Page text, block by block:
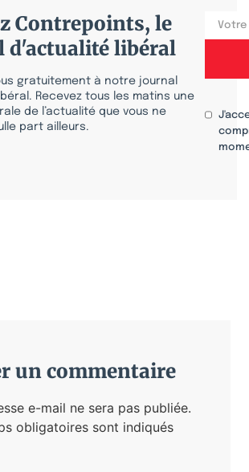
Contrepoints, le
d'actualité libéral
gratuitement à notre journal
Recevez tous les matins une
de l’actualité que vous ne
part ailleurs.
un commentaire
e-mail ne sera pas publiée.
obligatoires sont indiqués